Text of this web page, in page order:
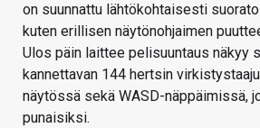
on suunnattu lähtökohtaisesti
kuten erillisen näytönohjaimen
Ulos päin laittee pelisuuntaus näkyy
kannettavan 144 hertsin
näytössä sekä WASD-näppäimissä,
punaisiksi.